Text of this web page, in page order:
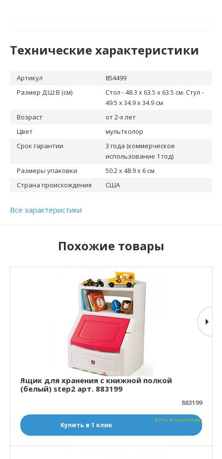
Технические характеристики
Артикул
854499
Размер Д:Ш:В (см)
Стол - 48.3 x 63.5 x 63.5 cм. Стул -
49.5 x 34.9 x 34.9 cм
Возраст
от 2-х лет
Цвет
мультколор
Срок гарантии
3 года (коммерческое
использование 1 год)
Размеры упаковки
50.2 x 48.9 x 6 cм
Страна происхождения
США
Все характеристики
Похожие товары
Ящик для хранения с книжной полкой
(белый) step2 арт. 883199
883199
Есть в наличии
Купить в 1 клик